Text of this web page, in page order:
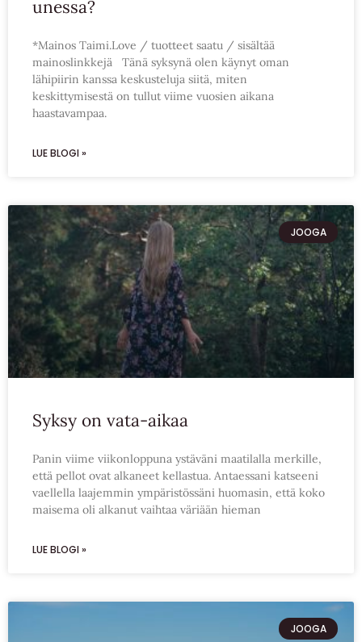
unessa?
*Mainos Taimi.Love / tuotteet saatu / sisältää
mainoslinkkejä Tänä syksynä olen käynyt oman
lähipiirin kanssa keskusteluja siitä, miten
keskittymisestä on tullut viime vuosien aikana
haastavampaa.
LUE BLOGI »
JOOGA
Syksy on vata-aikaa
Panin viime viikonloppuna ystäväni maatilalla merkille,
että pellot ovat alkaneet kellastua. Antaessani katseeni
vaellella laajemmin ympäristössäni huomasin, että koko
maisema oli alkanut vaihtaa väriään hieman
LUE BLOGI »
JOOGA